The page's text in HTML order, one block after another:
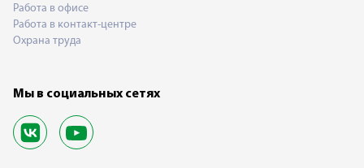
Работа в офисе
Работа в контакт-центре
Охрана труда
Мы в социальных сетях